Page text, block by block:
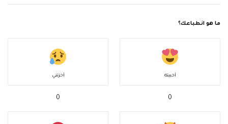
ما هو انطباعك؟
أحببته
0
أحزنني
0